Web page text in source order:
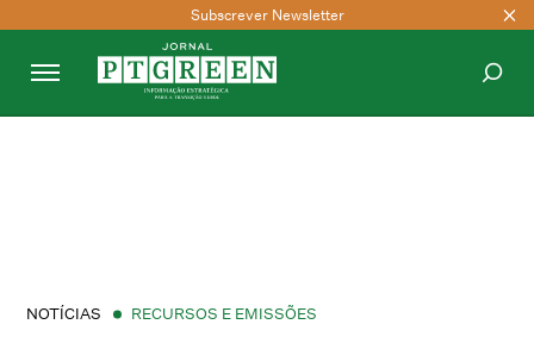
Subscrever Newsletter
NOTÍCIAS RECURSOS E EMISSÕES